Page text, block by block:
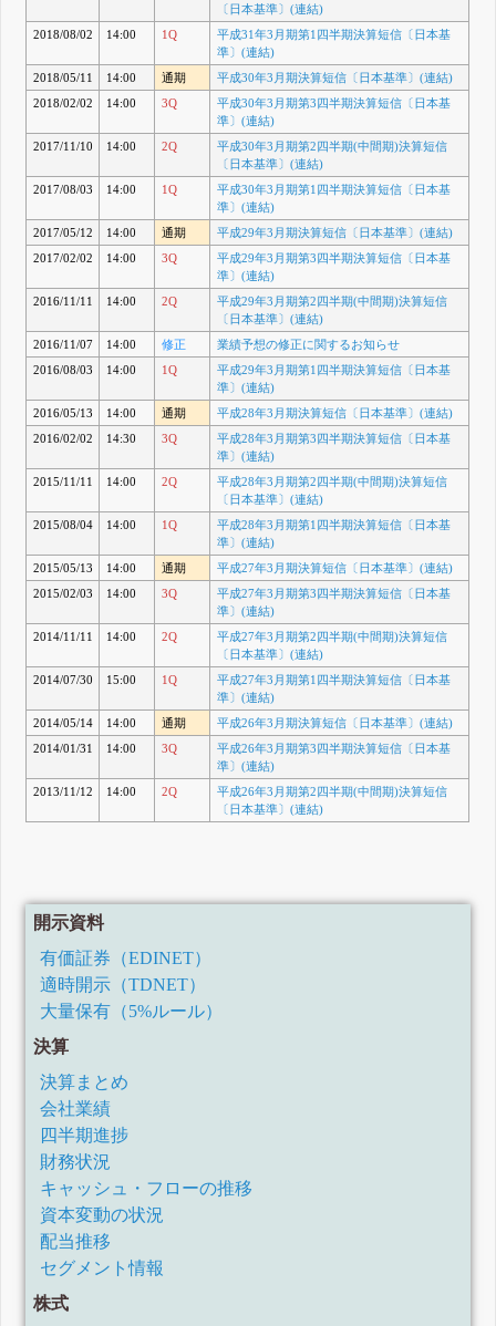
〔日本基準〕(連結)
2018/08/02
14:00 1Q
平成31年3月期第1四半期決算短信〔日本基
準〕(連結)
2018/05/11
14:00 通期
平成30年3月期決算短信〔日本基準〕(連結)
2018/02/02
14:00 3Q
平成30年3月期第3四半期決算短信〔日本基
準〕(連結)
2017/11/10
14:00 2Q
平成30年3月期第2四半期(中間期)決算短信
〔日本基準〕(連結)
2017/08/03
14:00 1Q
平成30年3月期第1四半期決算短信〔日本基
準〕(連結)
2017/05/12
14:00 通期
平成29年3月期決算短信〔日本基準〕(連結)
2017/02/02
14:00 3Q
平成29年3月期第3四半期決算短信〔日本基
準〕(連結)
2016/11/11
14:00 2Q
平成29年3月期第2四半期(中間期)決算短信
〔日本基準〕(連結)
2016/11/07
14:00 修正
業績予想の修正に関するお知らせ
2016/08/03
14:00 1Q
平成29年3月期第1四半期決算短信〔日本基
準〕(連結)
2016/05/13
14:00 通期
平成28年3月期決算短信〔日本基準〕(連結)
2016/02/02
14:30 3Q
平成28年3月期第3四半期決算短信〔日本基
準〕(連結)
2015/11/11
14:00 2Q
平成28年3月期第2四半期(中間期)決算短信
〔日本基準〕(連結)
2015/08/04
14:00 1Q
平成28年3月期第1四半期決算短信〔日本基
準〕(連結)
2015/05/13
14:00 通期
平成27年3月期決算短信〔日本基準〕(連結)
2015/02/03
14:00 3Q
平成27年3月期第3四半期決算短信〔日本基
準〕(連結)
2014/11/11
14:00 2Q
平成27年3月期第2四半期(中間期)決算短信
〔日本基準〕(連結)
2014/07/30
15:00 1Q
平成27年3月期第1四半期決算短信〔日本基
準〕(連結)
2014/05/14
14:00 通期
平成26年3月期決算短信〔日本基準〕(連結)
2014/01/31
14:00 3Q
平成26年3月期第3四半期決算短信〔日本基
準〕(連結)
2013/11/12
14:00 2Q
平成26年3月期第2四半期(中間期)決算短信
〔日本基準〕(連結)
開示資料
有価証券（EDINET）
適時開示（TDNET）
大量保有（5%ルール）
決算
決算まとめ
会社業績
四半期進捗
財務状況
キャッシュ・フローの推移
資本変動の状況
配当推移
セグメント情報
株式